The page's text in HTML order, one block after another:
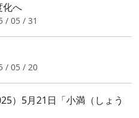
化へ
/ 05 / 31
/ 05 / 20
）5月21日「小満（しょう